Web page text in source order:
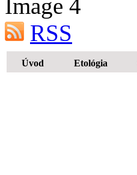
RSS
Úvod Etológia